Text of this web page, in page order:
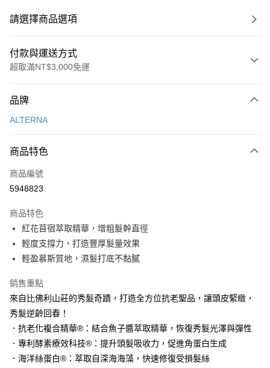
請選擇商品選項
付款與運送方式
超取滿NT$3,000免運
信用卡一次付款
Apple Pay
街口支付
Google Pay
AFTEE先享後付
相關說明
AFTEE先享後付是「在收到商品之後才付款」的支付方式。 讓您購物簡單
１．簡單：不需註冊會員、不需綁卡、不需儲值。
２．便利：只要手機號碼，簡訊認證，即可結帳。
３．安心：先確認商品／服務後，再付款。
【「AFTEE先享後付」結帳流程】
１．於結帳方式選擇「AFTEE先享後付」後，將跳轉至「AFTEE先享後付」
運送方式
付款後全家取貨
付款後萊爾富取貨
每筆NT$100，滿NT$3,000(含以上)免運費
品牌
ALTERNA
商品特色
商品編號
5948823
商品特色
紅花苜宿萃取精華，增粗髮幹直徑
輕度支撐力，打造豐厚髮量效果
輕盈慕斯質地，濕髮打底不黏膩
銷售重點
來自比佛利山莊的秀髮奇蹟，打造全方位抗老聖品，讓頭皮緊緻，
秀髮逆齡回春！
．抗老化複合精華®：結合魚子醬萃取精華，恢復秀髮光澤與彈性
．專利酵素療效科技®：提升頭髮吸收力，促進角蛋白生成
．海洋絲蛋白®：萃取自深海海藻，快速修復受損髮絲